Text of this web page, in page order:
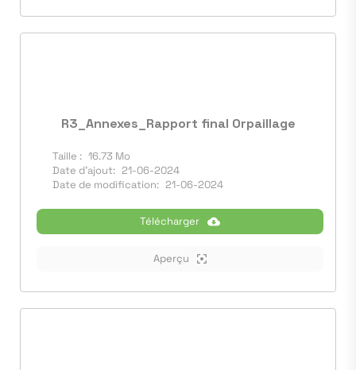
R3_Annexes_Rapport final Orpaillage
Taille : 16.73 Mo
Date d'ajout: 21-06-2024
Date de modification: 21-06-2024
Télécharger
Aperçu